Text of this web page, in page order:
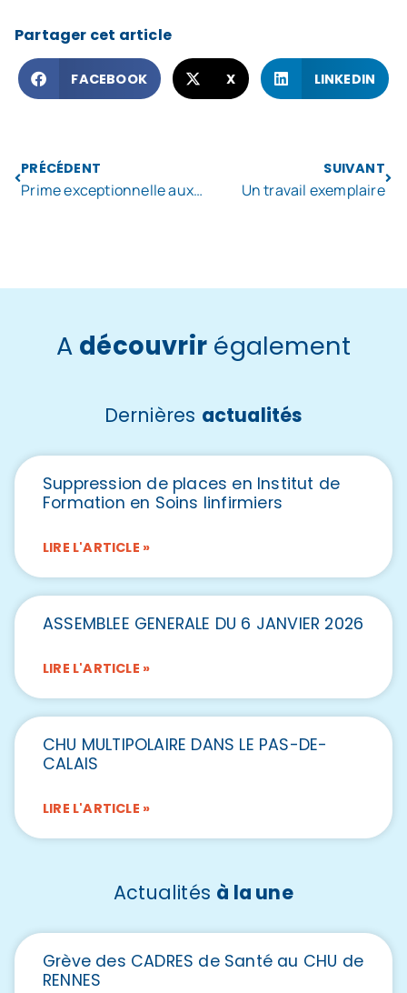
Partager cet article
FACEBOOK X LINKEDIN
PRÉCÉDENT
Prime exceptionnelle aux agents des établissements publiques de santé
SUIVANT
Un travail exemplaire
A découvrir également
Dernières actualités
Suppression de places en Institut de
Formation en Soins Iinfirmiers
LIRE L'ARTICLE »
ASSEMBLEE GENERALE DU 6 JANVIER 2026
LIRE L'ARTICLE »
CHU MULTIPOLAIRE DANS LE PAS-DE-
CALAIS
LIRE L'ARTICLE »
Actualités à la une
Grève des CADRES de Santé au CHU de
RENNES